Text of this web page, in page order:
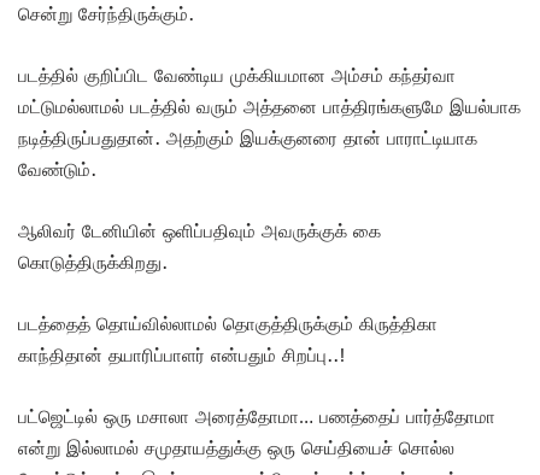
சென்று சேர்ந்திருக்கும்.
படத்தில் குறிப்பிட வேண்டிய முக்கியமான அம்சம் கந்தர்வா
மட்டுமல்லாமல் படத்தில் வரும் அத்தனை பாத்திரங்களுமே இயல்பாக
நடித்திருப்பதுதான். அதற்கும் இயக்குனரை தான் பாராட்டியாக
வேண்டும்.
ஆலிவர் டேனியின் ஒளிப்பதிவும் அவருக்குக் கை
கொடுத்திருக்கிறது.
படத்தைத் தொய்வில்லாமல் தொகுத்திருக்கும் கிருத்திகா
காந்திதான் தயாரிப்பாளர் என்பதும் சிறப்பு..!
பட்ஜெட்டில் ஒரு மசாலா அரைத்தோமா… பணத்தைப் பார்த்தோமா
என்று இல்லாமல் சமுதாயத்துக்கு ஒரு செய்தியைச் சொல்ல